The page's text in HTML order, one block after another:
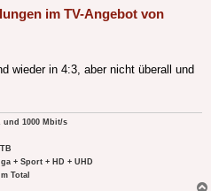
im TV-Angebot von
wieder in 4:3, aber nicht überall und
und 1000 Mbit/s
+ Sport + HD + UHD
Total